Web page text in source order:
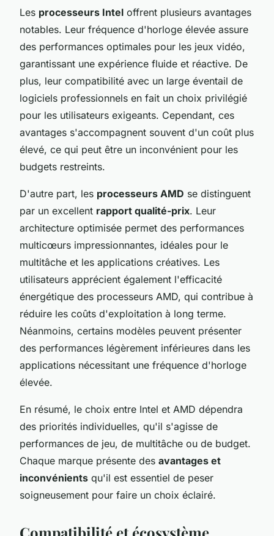
Les processeurs Intel offrent plusieurs avantages
notables. Leur fréquence d'horloge élevée assure
des performances optimales pour les jeux vidéo,
garantissant une expérience fluide et réactive. De
plus, leur compatibilité avec un large éventail de
logiciels professionnels en fait un choix privilégié
pour les utilisateurs exigeants. Cependant, ces
avantages s'accompagnent souvent d'un coût plus
élevé, ce qui peut être un inconvénient pour les
budgets restreints.
D'autre part, les processeurs AMD se distinguent
par un excellent rapport qualité-prix. Leur
architecture optimisée permet des performances
multicœurs impressionnantes, idéales pour le
multitâche et les applications créatives. Les
utilisateurs apprécient également l'efficacité
énergétique des processeurs AMD, qui contribue à
réduire les coûts d'exploitation à long terme.
Néanmoins, certains modèles peuvent présenter
des performances légèrement inférieures dans les
applications nécessitant une fréquence d'horloge
élevée.
En résumé, le choix entre Intel et AMD dépendra
des priorités individuelles, qu'il s'agisse de
performances de jeu, de multitâche ou de budget.
Chaque marque présente des avantages et
inconvénients qu'il est essentiel de peser
soigneusement pour faire un choix éclairé.